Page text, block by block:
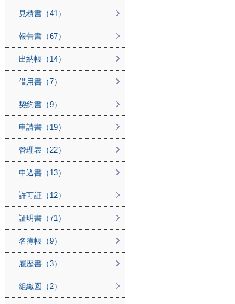
見積書（41）
報告書（67）
出納帳（14）
借用書（7）
契約書（9）
申請書（19）
管理表（22）
申込書（13）
許可証（12）
証明書（71）
名簿帳（9）
履歴書（3）
組織図（2）